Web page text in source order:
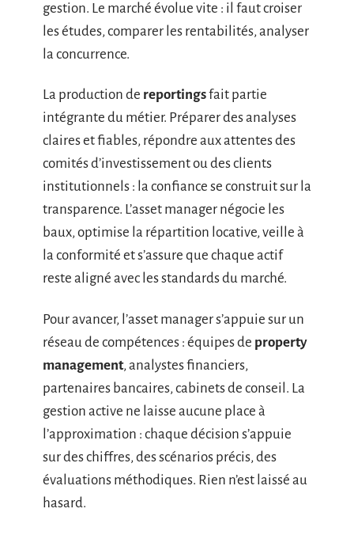
gestion. Le marché évolue vite : il faut croiser
les études, comparer les rentabilités, analyser
la concurrence.
La production de reportingsfait partie
intégrante du métier. Préparer des analyses
claires et fiables, répondre aux attentes des
comités d’investissement ou des clients
institutionnels : la confiance se construit sur la
transparence. L’asset manager négocie les
baux, optimise la répartition locative, veille à
la conformité et s’assure que chaque actif
reste aligné avec les standards du marché.
Pour avancer, l’asset manager s’appuie sur un
réseau de compétences : équipes de property
management, analystes financiers,
partenaires bancaires, cabinets de conseil. La
gestion active ne laisse aucune place à
l’approximation : chaque décision s’appuie
sur des chiffres, des scénarios précis, des
évaluations méthodiques. Rien n’est laissé au
hasard.